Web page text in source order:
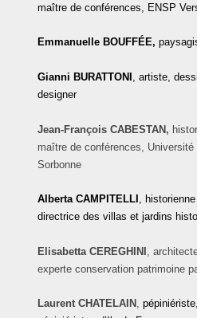
maître de conférences, ENSP
Emmanuelle BOUFFÉE,
Gianni BURATTONI
, artiste,
designer
Jean-François CABESTAN,
maître de conférences,
Sorbonne
Alberta CAMPITELLI ,
directrice des villas et jardins
Elisabetta CEREGHINI
experte conservation patrimoine
Laurent CHATELAIN ,